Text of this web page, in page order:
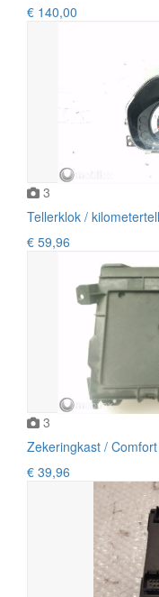
€ 140,00
3
Tellerklok /
€ 59,96
3
Zekeringkast /
€ 39,96